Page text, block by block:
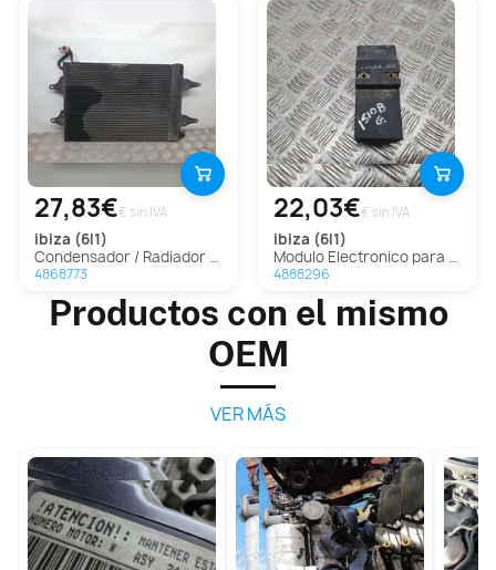
27,83€€ sin IVA
ibiza (6l1)
Condensador / Radiador Aire Acondicionado Para Seat Ibiza
4868773
22,03€€ sin IVA
ibiza (6l1)
Modulo Electronico para Seat Ibiza (6L1)
4888296
Productos con el mismo
OEM
VER MÁS